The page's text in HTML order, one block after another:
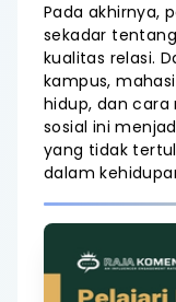
Pada akhirnya,
sekadar
kualitas relasi.
kampus,
hidup, dan cara
sosial ini
yang tidak
dalam